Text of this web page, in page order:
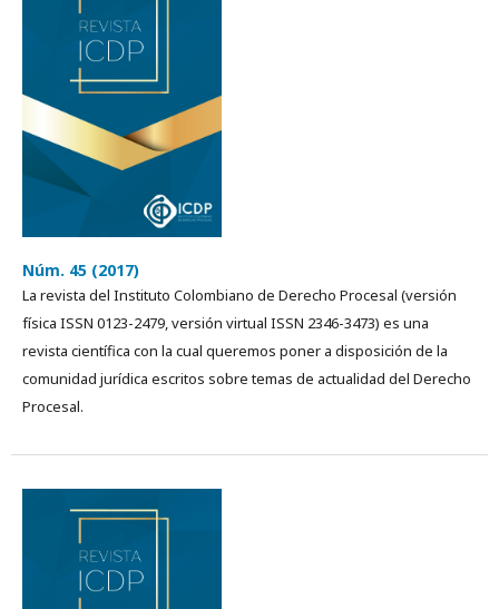
Núm. 45 (2017)
La revista del Instituto Colombiano de Derecho Procesal (versión
física ISSN 0123-2479, versión virtual ISSN 2346-3473) es una
revista cientí­fica con la cual queremos poner a disposición de la
comunidad jurídica escritos sobre temas de actualidad del Derecho
Procesal.